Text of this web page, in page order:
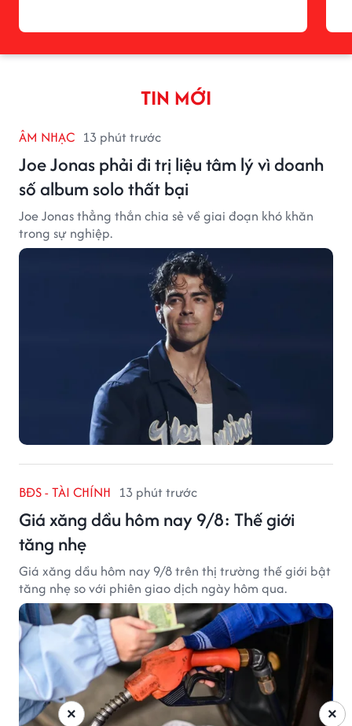
TIN MỚI
ÂM NHẠC 13 phút trước
Joe Jonas phải đi trị liệu tâm lý vì doanh
số album solo thất bại
Joe Jonas thẳng thắn chia sẻ về giai đoạn khó khăn
trong sự nghiệp.
BĐS - TÀI CHÍNH 13 phút trước
Giá xăng dầu hôm nay 9/8: Thế giới
tăng nhẹ
Giá xăng dầu hôm nay 9/8 trên thị trường thế giới bật
tăng nhẹ so với phiên giao dịch ngày hôm qua.
×
×